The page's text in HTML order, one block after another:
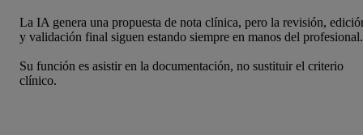
La IA genera una propuesta de nota clínica, pero la revisión,
y validación final siguen estando siempre en manos del profesional.
Su función es asistir en la documentación, no sustituir el criterio
clínico.